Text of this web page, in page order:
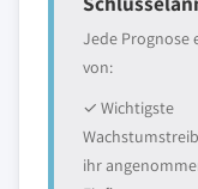
Jede
von:
✓ Wichtigste
ihr